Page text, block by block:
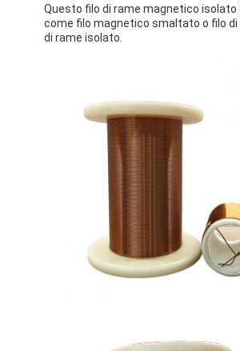
Chi Siamo
Visita alla fabbrica
Contattaci
Chiedi un preventivo
Questo filo di rame magnetico isolato
come filo magnetico smaltato o filo
di rame isolato.